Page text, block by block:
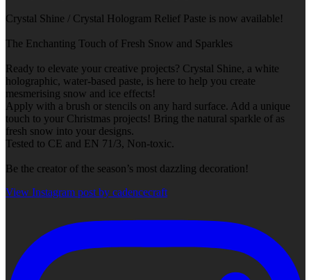
Crystal Shine / Crystal Hologram Relief Paste is now available!
The Enchanting Touch of Fresh Snow and Sparkles
Ready to elevate your creative projects? Crystal Shine, a white
holographic, water-based paste, is here to help you create
mesmerising snow and ice effects!
Apply with a brush or stencils on any hard surface. Add a unique
touch to your Christmas projects! Bring the natural sparkle of as
fresh snow into your designs.
Tested to CE and EN 71/3, Non-toxic.
Be the creator of the season’s most dazzling decoration!
View Instagram post by cadencecraft